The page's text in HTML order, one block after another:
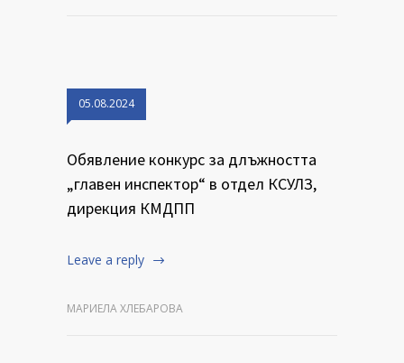
05.08.2024
Обявление конкурс за длъжността
„главен инспектор“ в отдел КСУЛЗ,
дирекция КМДПП
Leave a reply
МАРИЕЛА ХЛЕБАРОВА